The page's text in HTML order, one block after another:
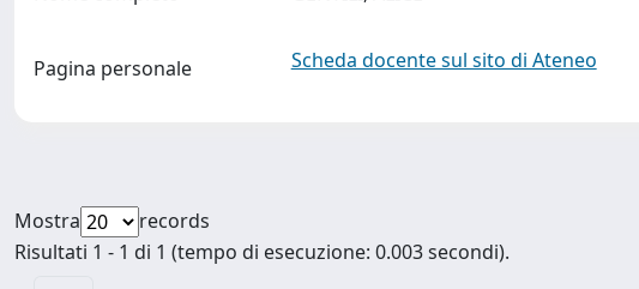
Pagina personale Scheda docente sul sito di Ateneo
Mostra
records
Risultati 1 - 1 di 1 (tempo di esecuzione: 0.003 secondi).